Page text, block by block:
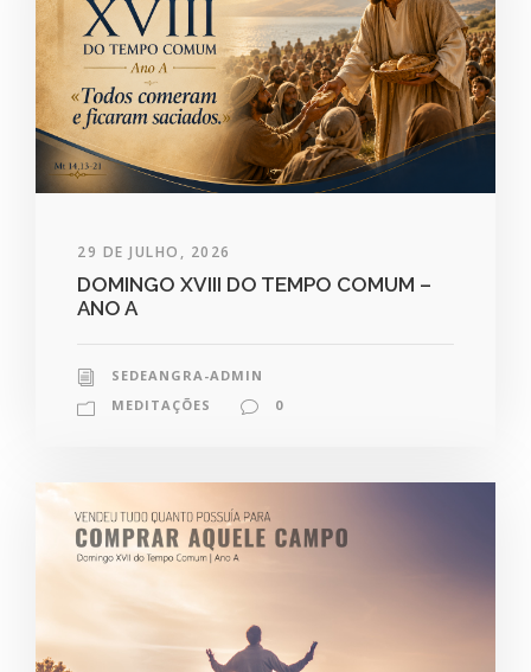
29 DE JULHO, 2026
DOMINGO XVIII DO TEMPO COMUM –
ANO A
SEDEANGRA-ADMIN
MEDITAÇÕES
0